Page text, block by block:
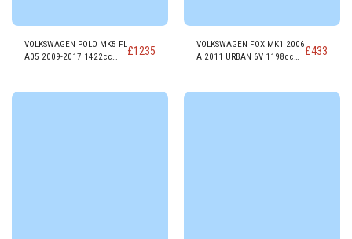
VOLKSWAGEN POLO MK5 FL
A05 2009-2017 1422cc
£1235
VOLKSWAGEN FOX MK1 2006
A 2011 URBAN 6V 1198cc
£433